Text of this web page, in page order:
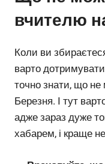
вчителю
Коли ви
варто
точно знати, що
Березня. І тут
адже зараз дуже
хабарем, і краще